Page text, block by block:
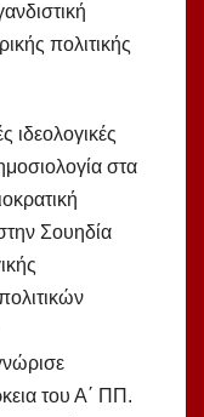
πολιτικής
ιδεολογικές
στα
Σουηδία
του Α΄ ΠΠ.